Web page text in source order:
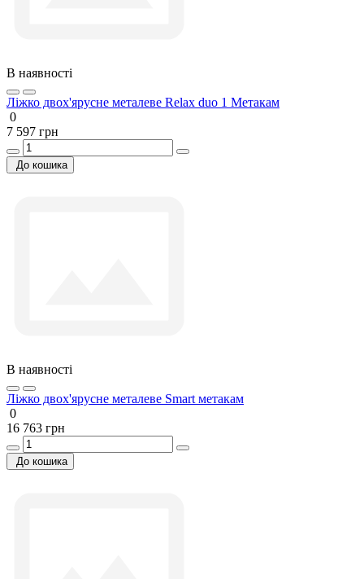
В наявності
Ліжко двох'ярусне металеве Relax duo 1 Метакам
0
7 597 грн
До кошика
В наявності
Ліжко двох'ярусне металеве Smart метакам
0
16 763 грн
До кошика